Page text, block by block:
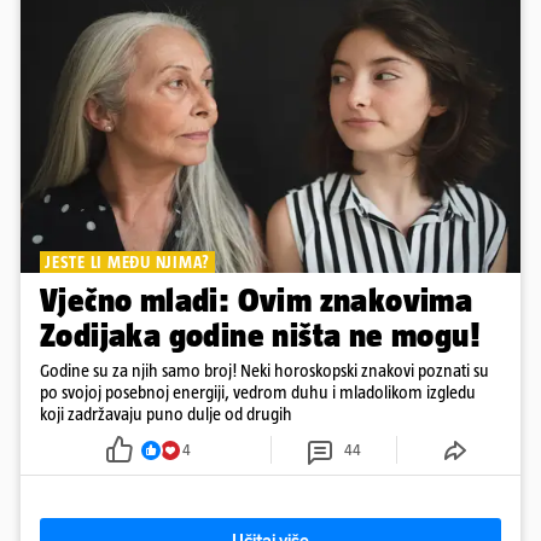
JESTE LI MEĐU NJIMA?
Vječno mladi: Ovim znakovima
Zodijaka godine ništa ne mogu!
Godine su za njih samo broj! Neki horoskopski znakovi poznati su
po svojoj posebnoj energiji, vedrom duhu i mladolikom izgledu
koji zadržavaju puno dulje od drugih
4 44